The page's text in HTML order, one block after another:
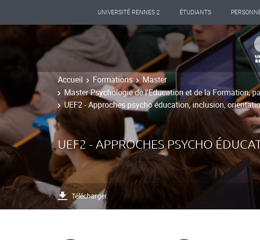
UNIVERSITÉ RENNES 2 ÉTUDIANTS
Accueil Formations
Master
Master Psychologie de l'Education et de la Formation,
UEF2 - Approches psycho éducation, inclusion,
UEF2 - APPROCHES PSYCHO
Télécharger